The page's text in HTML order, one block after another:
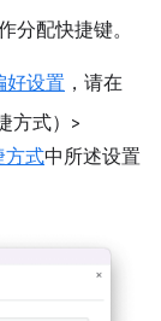
分配快捷键。
好设置 ，请在
方式）>
方式中所述设置